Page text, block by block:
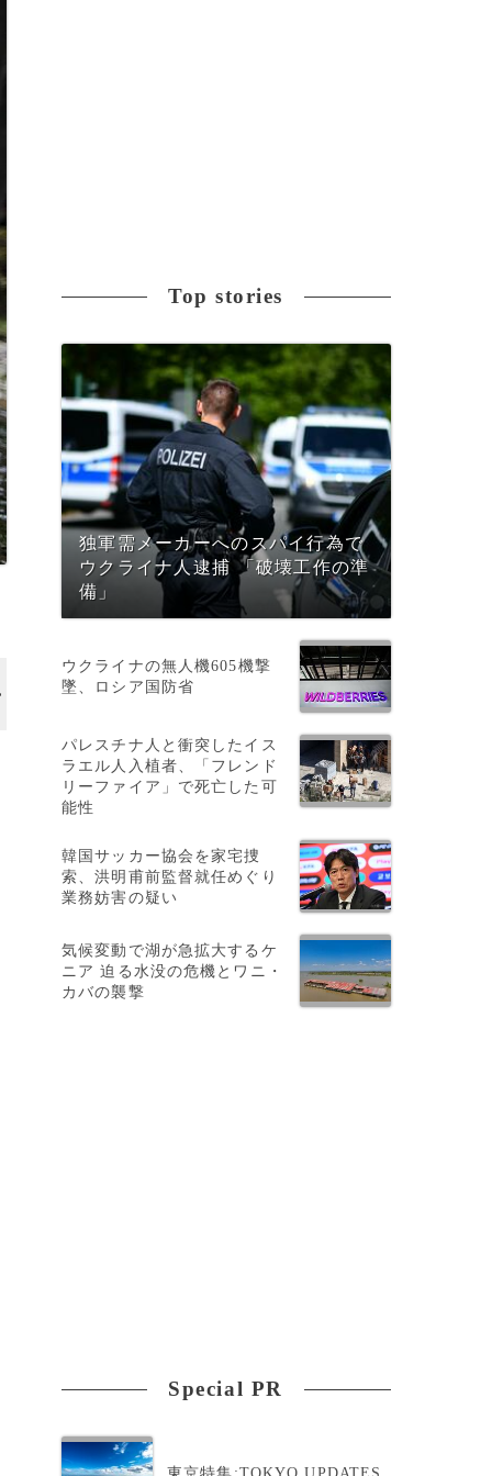
Top stories
独軍需メーカーへのスパイ行為で
ウクライナ人逮捕 「破壊工作の準
備」
ウクライナの無人機605機撃
墜、ロシア国防省
パレスチナ人と衝突したイス
ラエル人入植者、「フレンド
リーファイア」で死亡した可
能性
韓国サッカー協会を家宅捜
索、洪明甫前監督就任めぐり
業務妨害の疑い
気候変動で湖が急拡大するケ
ニア 迫る水没の危機とワニ・
カバの襲撃
Special PR
東京特集:TOKYO UPDATES